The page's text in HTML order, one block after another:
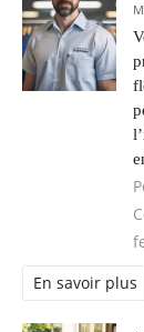
En savoir plus